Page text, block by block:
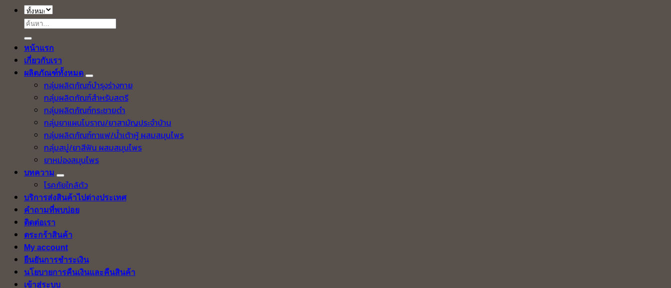
ค้นหา:
หน้าแรก
เกี่ยวกับเรา
ผลิตภัณฑ์ทั้งหมด
กลุ่มผลิตภัณฑ์บำรุงร่างกาย
กลุ่มผลิตภัณฑ์สำหรับสตรี
กลุ่มผลิตภัณฑ์กระชายดำ
กลุ่มยาแผนโบราณ/ยาสามัญประจำบ้าน
กลุ่มผลิตภัณฑ์กาแฟ/น้ำเต้าหู้ ผสมสมุนไพร
กลุ่มสบู่/ยาสีฟัน ผสมสมุนไพร
ยาหม่องสมุนไพร
บทความ
โรคภัยใกล้ตัว
บริการส่งสินค้าไปต่างประเทศ
คำถามที่พบบ่อย
ติดต่อเรา
ตระกร้าสินค้า
My account
ยืนยันการชำระเงิน
นโยบายการคืนเงินและคืนสินค้า
เข้าสู่ระบบ